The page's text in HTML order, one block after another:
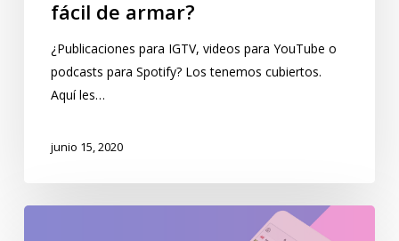
fácil de armar?
¿Publicaciones para IGTV, videos para YouTube o
podcasts para Spotify? Los tenemos cubiertos.
Aquí les…
junio 15, 2020